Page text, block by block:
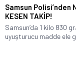
Samsun Polisi’nden
KESEN TAKİP!
Samsun’da 1 kilo 830
uyuşturucu madde ele